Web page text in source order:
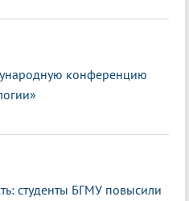
конференцию
студенты БГМУ повысили